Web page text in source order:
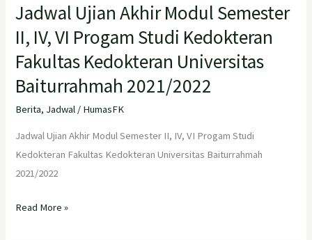
Jadwal Ujian Akhir Modul Semester
II, IV, VI Progam Studi Kedokteran
Fakultas Kedokteran Universitas
Baiturrahmah 2021/2022
Berita, Jadwal / HumasFK
Jadwal Ujian Akhir Modul Semester II, IV, VI Progam Studi
Kedokteran Fakultas Kedokteran Universitas Baiturrahmah
2021/2022
Read More »